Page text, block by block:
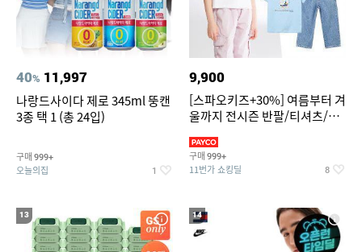
40% 11,997
나랑드사이다 제로 345ml 뚱캔
3종 택 1 (총 24입)
구매 999+
오늘의집 1
9,900
[스파오키즈+30%] 여름부터 겨
울까지 전시즌 반팔/티셔츠/셋
구매 999+
11번가 쇼킹딜 8
13 14